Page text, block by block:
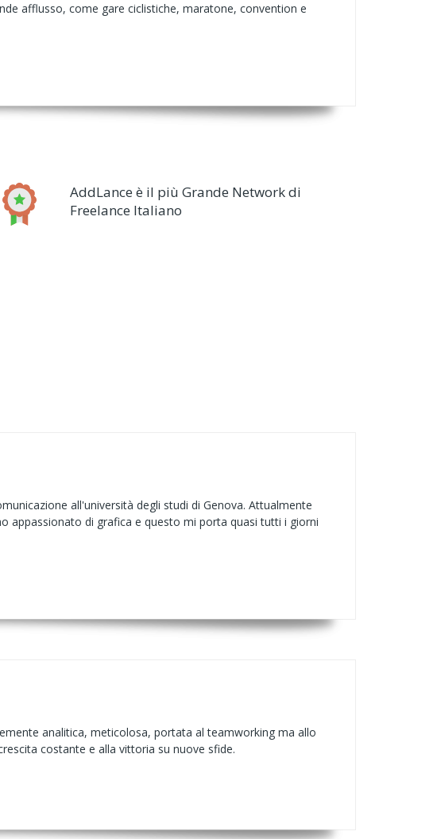
afflusso, come gare ciclistiche, maratone, convention e
AddLance è il più Grande Network di
Freelance Italiano
all'università degli studi di Genova. Attualmente
appassionato di grafica e questo mi porta quasi tutti i giorni
analitica, meticolosa, portata al teamworking ma allo
costante e alla vittoria su nuove sfide.